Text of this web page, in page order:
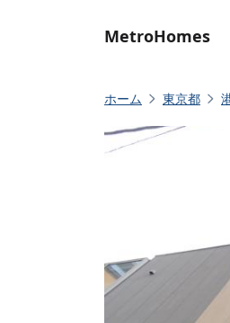
MetroHomes
ホーム 東京都